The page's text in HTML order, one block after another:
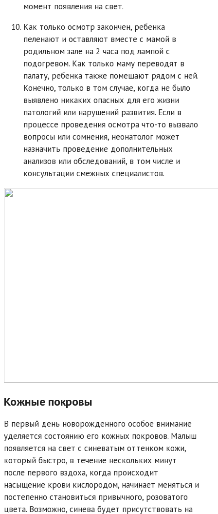
момент появления на свет.
Как только осмотр закончен, ребенка
пеленают и оставляют вместе с мамой в
родильном зале на 2 часа под лампой с
подогревом. Как только маму переводят в
палату, ребенка также помещают рядом с ней.
Конечно, только в том случае, когда не было
выявлено никаких опасных для его жизни
патологий или нарушений развития. Если в
процессе проведения осмотра что-то вызвало
вопросы или сомнения, неонатолог может
назначить проведение дополнительных
анализов или обследований, в том числе и
консультации смежных специалистов.
Кожные покровы
В первый день новорожденного особое внимание
уделяется состоянию его кожных покровов. Малыш
появляется на свет с синеватым оттенком кожи,
который быстро, в течение нескольких минут
после первого вздоха, когда происходит
насыщение крови кислородом, начинает меняться и
постепенно становиться привычного, розоватого
цвета. Возможно, синева будет присутствовать на